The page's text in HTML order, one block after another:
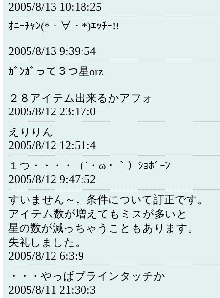
2005/8/13 10:18:25
ｵﾆｰﾁｬﾝ(*・∀・*)ｴｯﾁｰ!!
2005/8/13 9:39:54
ｶﾞﾝｶﾞって３つ星orz
２８アイテム出来るかアフォ
2005/8/12 23:17:0
えりりん
2005/8/12 12:51:4
１つ・・・・（´・ω・｀）ｼｮﾎﾞｰﾝ
2005/8/12 9:47:52
すいません～。条件について訂正です。
アイテム数が増えてもミスが多いと
星の数が減っちゃうこともあります。
失礼しました。
2005/8/12 6:3:9
・・・やっぱブラインタッチか
2005/8/11 21:30:3